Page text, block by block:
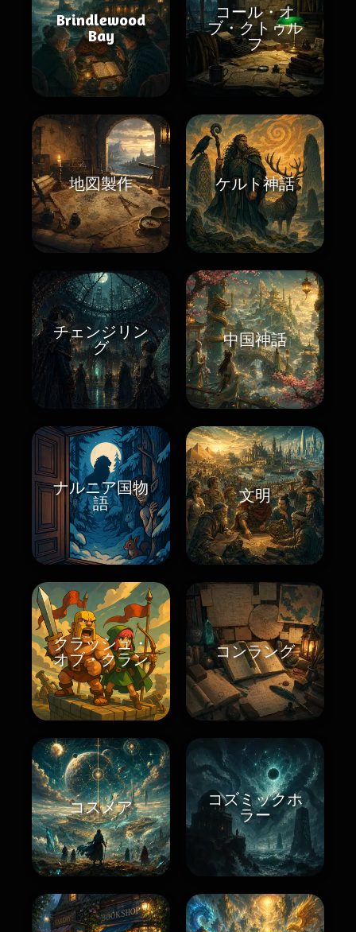
Brindlewood
Bay
コール・オ
ブ・クトゥル
フ
地図製作 ケルト神話
チェンジリン
グ
中国神話
ナルニア国物
語
文明
クラッシュ・
オブ・クラン
コンラング
コスメア
コズミックホ
ラー